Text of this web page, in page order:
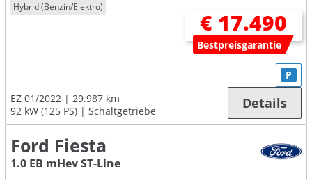
Hybrid (Benzin/Elektro)
€ 17.490
Bestpreisgarantie
EZ 01/2022
29.987 km
92 kW (125 PS)
Schaltgetriebe
P
Details
Ford Fiesta
1.0 EB mHev ST-Line